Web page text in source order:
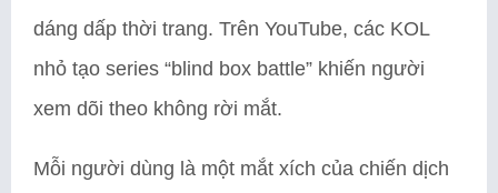
dáng dấp thời trang. Trên YouTube, các KOL
nhỏ tạo series “blind box battle” khiến người
xem dõi theo không rời mắt.
Mỗi người dùng là một mắt xích của chiến dịch